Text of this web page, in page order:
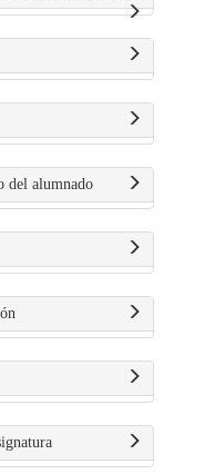
del alumnado